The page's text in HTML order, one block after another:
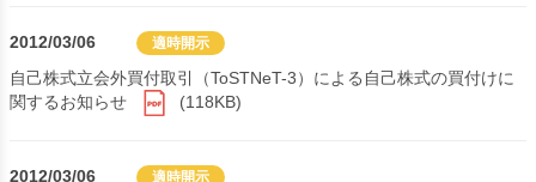
2012/03/06 適時開示
自己株式立会外買付取引（ToSTNeT-3）による自己株式の買付けに
関するお知らせ
(118KB)
2012/03/06 適時開示